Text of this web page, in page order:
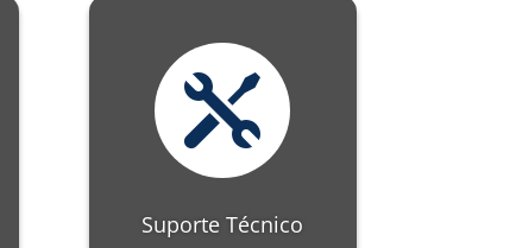

Suporte Técnico